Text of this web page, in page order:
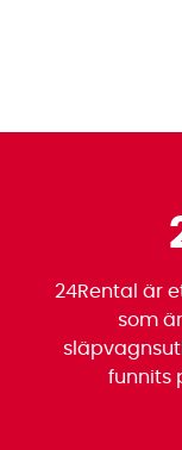
24Rental är
som
funnits